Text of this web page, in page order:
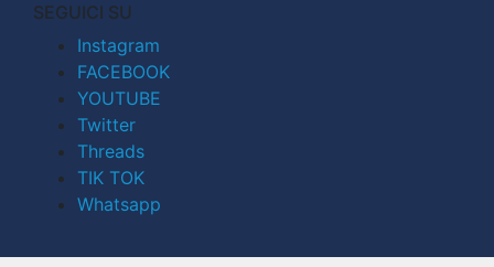
SEGUICI SU
Instagram
FACEBOOK
YOUTUBE
Twitter
Threads
TIK TOK
Whatsapp